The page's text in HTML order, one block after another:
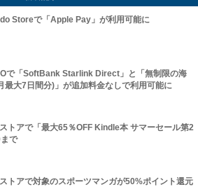
Storeで「Apple Pay」が利用可能に
で「SoftBank Starlink Direct」と「無制限の海
最大7日間分)」が追加料金なしで利用可能に
トアで「最大65％OFF Kindle本 サマーセール第2
で
トアで対象のスポーツマンガが50%ポイント還元